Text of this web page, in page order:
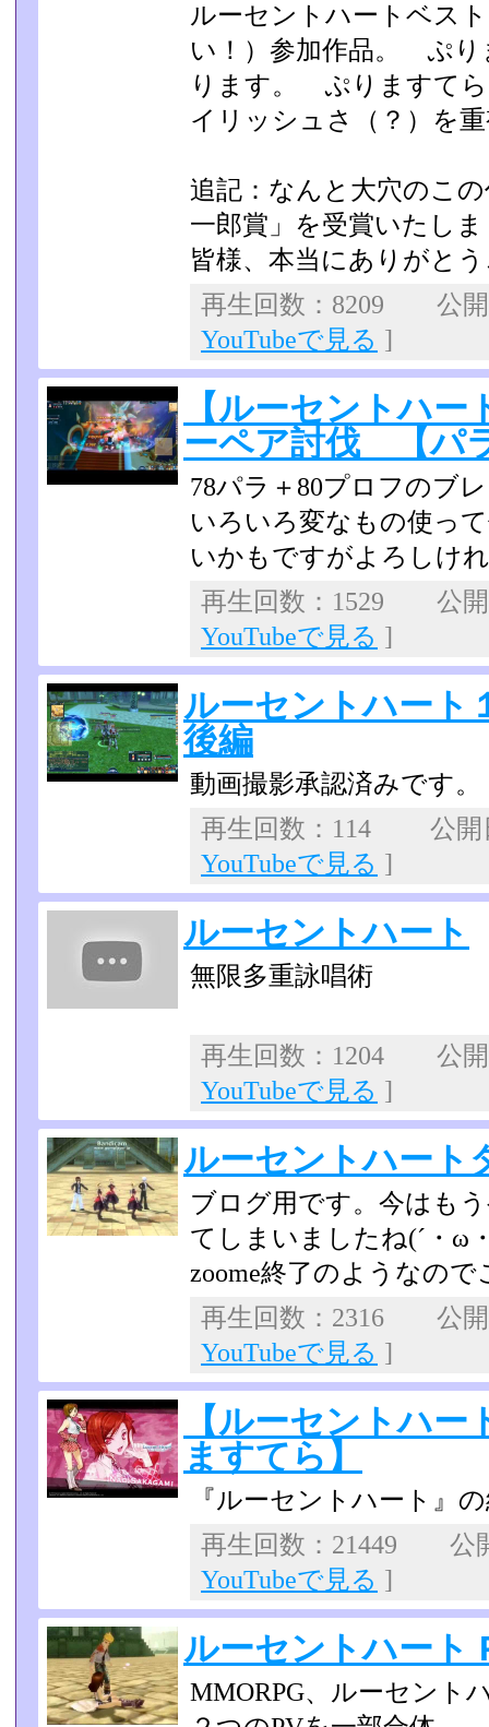
ルーセントハートベス
い！）参加作品。 ぷり
ります。 ぷりますて
イリッシュさ（？）を
追記：なんと大穴のこ
一郎賞」を受賞いたし
皆様、本当にありがと
再生回数：8209 公
YouTubeで見る ]
【ルーセントハ
ーペア討伐 【パ
78パラ＋80プロフのブ
いろいろ変なもの使っ
いかもですがよろしけ
再生回数：1529 公
YouTubeで見る ]
ルーセントハート
後編
動画撮影承認済みです。
再生回数：114 公
YouTubeで見る ]
ルーセントハート
無限多重詠唱術
再生回数：1204 公
YouTubeで見る ]
ルーセントハー
ブログ用です。今はも
てしまいましたね(´・ω
zoome終了のようなの
再生回数：2316 公
YouTubeで見る ]
【ルーセントハ
ますてら】
『ルーセントハート』
再生回数：21449
YouTubeで見る ]
ルーセントハート
MMORPG、ルーセン